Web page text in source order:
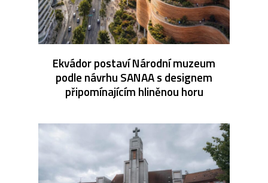
Ekvádor postaví Národní muzeum
podle návrhu SANAA s designem
připomínajícím hliněnou horu